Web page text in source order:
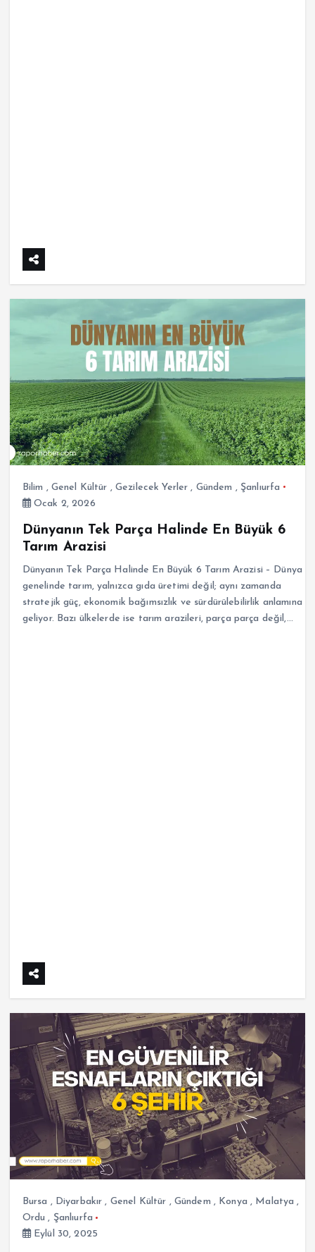
Bilim , Genel Kültür , Gezilecek Yerler , Gündem , Şanlıurfa
Ocak 2, 2026
Dünyanın Tek Parça Halinde En Büyük 6
Tarım Arazisi
Dünyanın Tek Parça Halinde En Büyük 6 Tarım Arazisi – Dünya
genelinde tarım, yalnızca gıda üretimi değil; aynı zamanda
stratejik güç, ekonomik bağımsızlık ve sürdürülebilirlik anlamına
geliyor. Bazı ülkelerde ise tarım arazileri, parça parça değil,…
Bursa , Diyarbakır , Genel Kültür , Gündem , Konya , Malatya ,
Ordu , Şanlıurfa
Eylül 30, 2025